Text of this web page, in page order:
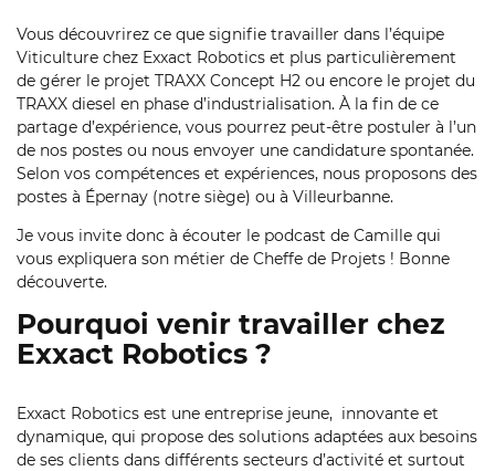
Vous découvrirez ce que signifie travailler dans l’équipe
Viticulture chez Exxact Robotics et plus particulièrement
de gérer le projet TRAXX Concept H2 ou encore le projet du
TRAXX diesel en phase d’industrialisation. À la fin de ce
partage d’expérience, vous pourrez peut-être postuler à l’un
de nos postes ou nous envoyer une candidature spontanée.
Selon vos compétences et expériences, nous proposons des
postes à Épernay (notre siège) ou à Villeurbanne.
Je vous invite donc à écouter le podcast de Camille qui
vous expliquera son métier de Cheffe de Projets ! Bonne
découverte.
Pourquoi venir travailler chez
Exxact Robotics ?
Exxact Robotics est une entreprise jeune, innovante et
dynamique, qui propose des solutions adaptées aux besoins
de ses clients dans différents secteurs d’activité et surtout